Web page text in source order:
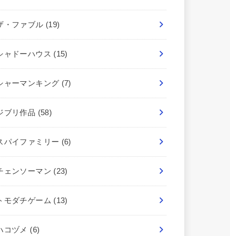
・ファブル (19)
ャドーハウス (15)
ャーマンキング (7)
ブリ作品 (58)
パイファミリー (6)
ェンソーマン (23)
モダチゲーム (13)
コヅメ (6)